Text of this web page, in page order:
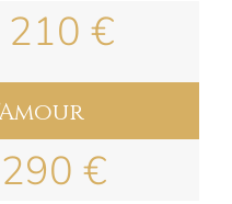
210 €
290 €